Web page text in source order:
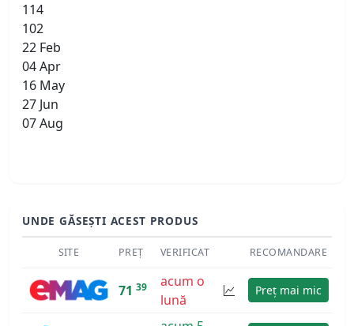
114
102
22 Feb
04 Apr
16 May
27 Jun
07 Aug
UNDE GĂSEȘTI ACEST PRODUS
SITE PREȚ VERIFICAT RECOMANDARE
71 39
acum o
lună
Preț mai mic